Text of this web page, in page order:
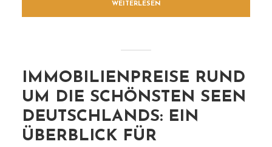
WEITERLESEN
IMMOBILIENPREISE RUND
UM DIE SCHÖNSTEN SEEN
DEUTSCHLANDS: EIN
ÜBERBLICK FÜR